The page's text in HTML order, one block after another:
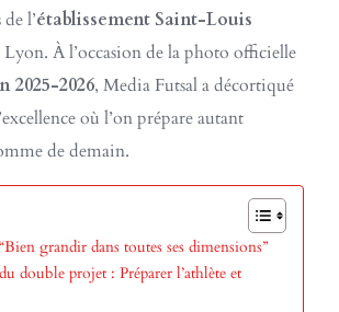
l’établissement Saint-Louis
Lyon. À l’occasion de la photo officielle
2025-2026, Media Futsal a décortiqué
où l’on prépare autant
de demain.
grandir dans toutes ses dimensions”
double projet : Préparer l’athlète et